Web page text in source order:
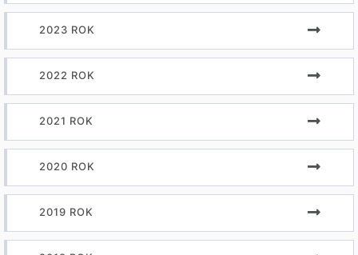
2023 ROK
2022 ROK
2021 ROK
2020 ROK
2019 ROK